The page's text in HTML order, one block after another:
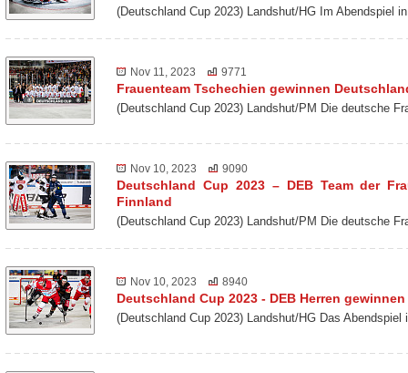
(Deutschland Cup 2023) Landshut/HG Im Abendspiel
Nov 11, 2023 9771
Frauenteam Tschechien gewinnen
(Deutschland Cup 2023) Landshut/PM Die deutsche
Nov 10, 2023 9090
Deutschland Cup 2023 – DEB Team der
Finnland
(Deutschland Cup 2023) Landshut/PM Die deutsche
Nov 10, 2023 8940
Deutschland Cup 2023 - DEB Herren
(Deutschland Cup 2023) Landshut/HG Das